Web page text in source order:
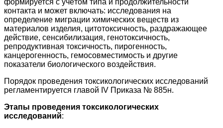
формируется с учётом типа и продолжительности
контакта и может включать: исследования на
определение миграции химических веществ из
материалов изделия, цитотоксичность, раздражающее
действие, сенсибилизация, генотоксичность,
репродуктивная токсичность, пирогенность,
канцерогенность, гемосовместимость и другие
показатели биологического воздействия.
Порядок проведения токсикологических исследований
регламентируется главой IV Приказа № 885н.
Этапы проведения токсикологических
исследований: